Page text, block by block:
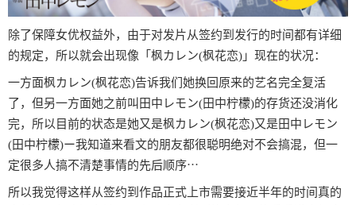
除了保障女优权益外，由于对发片从签约到发行的时间都有详细
的规定，所以就会出现像「枫カレン(枫花恋)」现在的状况：
一方面枫カレン(枫花恋)告诉我们她换回原来的艺名完全复活
了，但另一方面她之前叫田中レモン(田中柠檬)的存货还没消化
完，所以目前的状态是她又是枫カレン(枫花恋)又是田中レモン
(田中柠檬)ー我知道来看文的朋友都很聪明绝对不会搞混，但一
定很多人搞不清楚事情的先后顺序⋯
所以我觉得这样从签约到作品正式上市需要接近半年的时间真的